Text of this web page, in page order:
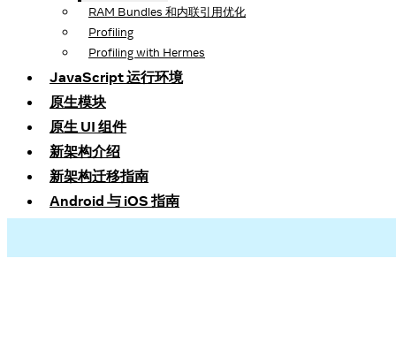
RAM Bundles 和内联引用优化
Profiling
Profiling with Hermes
JavaScript 运行环境
原生模块
原生 UI 组件
新架构介绍
新架构迁移指南
Android 与 iOS 指南